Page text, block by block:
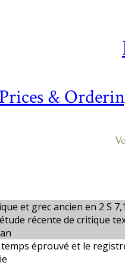
Prices &
et grec ancien en 2 S
récente de critique
éprouvé et le